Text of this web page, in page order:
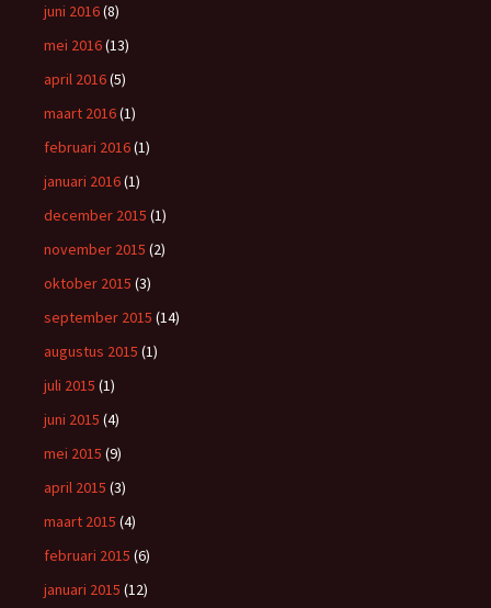
juni 2016(8)
mei 2016(13)
april 2016(5)
maart 2016(1)
februari 2016(1)
januari 2016(1)
december 2015 (1)
november 2015 (2)
oktober 2015 (3)
september 2015 (14)
augustus 2015 (1)
juli 2015 (1)
juni 2015 (4)
mei 2015 (9)
april 2015 (3)
maart 2015 (4)
februari 2015 (6)
januari 2015 (12)